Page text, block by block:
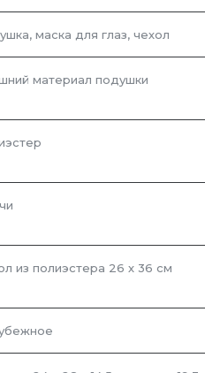
маска для глаз, чехол
материал подушки
из полиэстера 26 х 36 см